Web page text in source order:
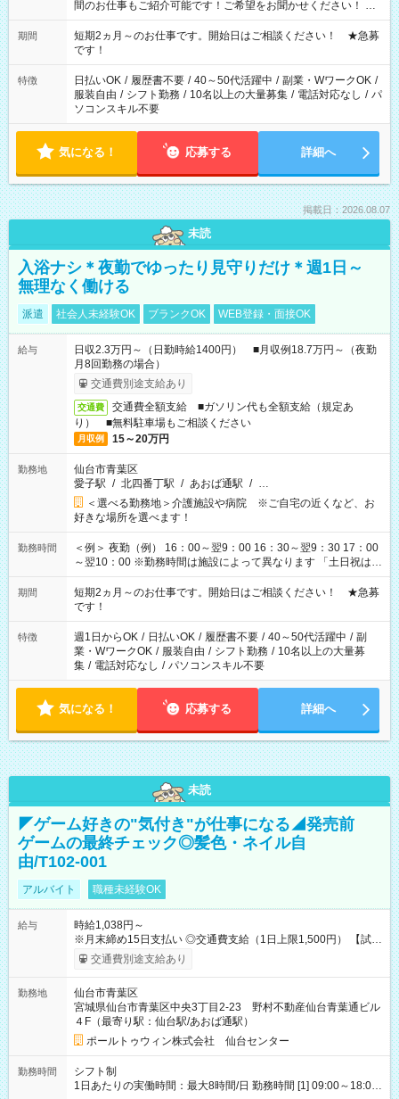
間のお仕事もご紹介可能です！ご希望をお聞かせください！ ★
家庭の都合でお休みが必要な場合も遠慮なくご相談ください。
※週最低15時間以上の勤務が必要です
期間
短期2ヵ月～のお仕事です。開始日はご相談ください！ ★急募
です！
特徴 日払いOK / 履歴書不要 / 40～50代活躍中 / 副業・WワークOK /
服装自由 / シフト勤務 / 10名以上の大量募集 / 電話対応なし / パ
ソコンスキル不要
気になる！ 応募する 詳細へ
掲載日：2026.08.07
未読
入浴ナシ＊夜勤でゆったり見守りだけ＊週1日～
無理なく働ける
派遣 社会人未経験OK ブランクOK WEB登録・面接OK
給与
日収2.3万円～（日勤時給1400円） ■月収例18.7万円～（夜勤
月8回勤務の場合）
交通費別途支給あり
交通費
交通費全額支給 ■ガソリン代も全額支給（規定あ
り） ■無料駐車場もご相談ください
月収例 15～20万円
勤務地
仙台市青葉区
愛子駅 / 北四番丁駅 / あおば通駅 / …
＜選べる勤務地＞介護施設や病院 ※ご自宅の近くなど、お
好きな場所を選べます！
勤務時間
＜例＞ 夜勤（例） 16：00～翌9：00 16：30～翌9：30 17：00
～翌10：00 ※勤務時間は施設によって異なります 「土日祝は休
みたい」 「しっかり稼ぎたい」 「もう少し遅い時間から始めた
い」など ご希望にあったお仕事をご案内いたします。 ※未経験
の方の場合は1～2ヶ月間は日中での仕事を経験いただき、 お
仕事に慣れてからの夜勤になります。 ★家庭の都合でお休みが
必要な場合も遠慮なくご相談ください。
期間
短期2ヵ月～のお仕事です。開始日はご相談ください！ ★急募
です！
特徴 週1日からOK / 日払いOK / 履歴書不要 / 40～50代活躍中 / 副
業・WワークOK / 服装自由 / シフト勤務 / 10名以上の大量募
集 / 電話対応なし / パソコンスキル不要
気になる！ 応募する 詳細へ
未読
◤ゲーム好きの"気付き"が仕事になる◢発売前
ゲームの最終チェック◎髪色・ネイル自
由/T102-001
アルバイト 職種未経験OK
給与
時給1,038円～
※月末締め15日支払い ◎交通費支給（1日上限1,500円） 【試用
期間】試用期間なし
交通費別途支給あり
勤務地
仙台市青葉区
宮城県仙台市青葉区中央3丁目2-23 野村不動産仙台青葉通ビル
４F（最寄り駅：仙台駅/あおば通駅）
ポールトゥウィン株式会社 仙台センター
勤務時間
シフト制
1日あたりの実働時間：最大8時間/日 勤務時間 [1] 09:00～18:00